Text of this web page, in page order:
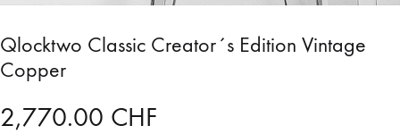
Qlocktwo Classic Creator´s Edition Vintage
Copper
2,770.00 CHF